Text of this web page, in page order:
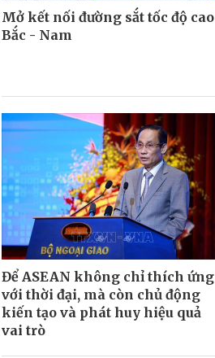
Mở kết nối đường sắt tốc độ cao
Bắc - Nam
Để ASEAN không chỉ thích ứng
với thời đại, mà còn chủ động
kiến tạo và phát huy hiệu quả
vai trò